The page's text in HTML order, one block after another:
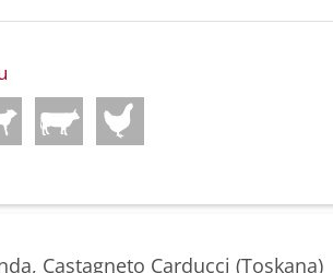
, Castagneto Carducci (Toskana)